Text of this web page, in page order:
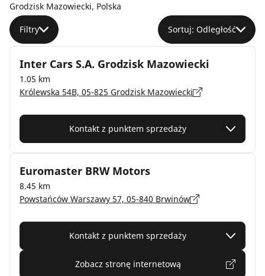
Grodzisk Mazowiecki, Polska
Filtry Sortuj: Odległość
Inter Cars S.A. Grodzisk Mazowiecki
1.05 km
Królewska 54B, 05-825 Grodzisk Mazowiecki
Kontakt z punktem sprzedaży
Euromaster BRW Motors
8.45 km
Powstańców Warszawy 57, 05-840 Brwinów
Kontakt z punktem sprzedaży
Zobacz stronę internetową